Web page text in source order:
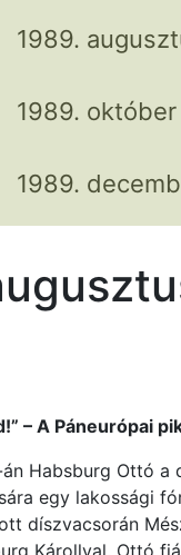
1989.
1989.
1989.
– A Páneurópai
Habsburg Ottó a
egy lakossági
díszvacsorán
Károllyal, Ottó